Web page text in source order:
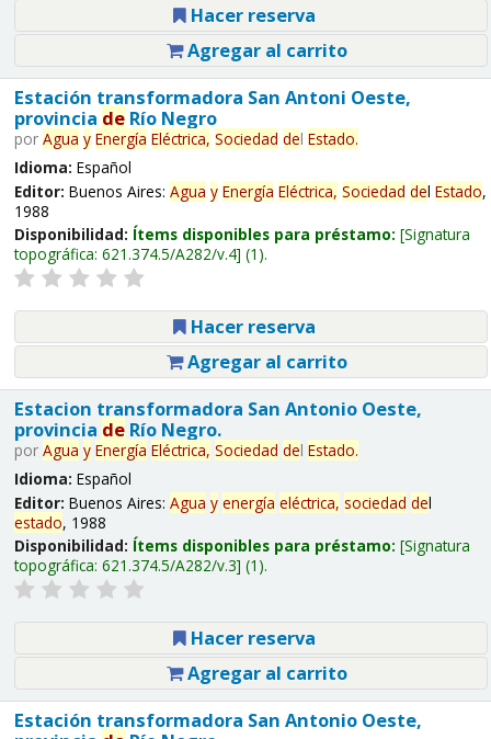
Hacer reserva
Agregar al carrito
Estación transformadora San Antoni Oeste,
provincia deRío Negro
por Agua y Energía Eléctrica, Sociedad del Estado.
Idioma: Español
Editor: Buenos Aires: Agua y Energía Eléctrica, Sociedad del Estado,
1988
Disponibilidad: Ítems disponibles para préstamo: Signatura
topográfica: 621.374.5/A282/v.4 (1).
Hacer reserva
Agregar al carrito
Estacion transformadora San Antonio Oeste,
provincia deRío Negro.
por Agua y Energía Eléctrica, Sociedad del Estado.
Idioma: Español
Editor: Buenos Aires: Agua y energía eléctrica, sociedad del
estado, 1988
Disponibilidad: Ítems disponibles para préstamo: Signatura
topográfica: 621.374.5/A282/v.3 (1).
Hacer reserva
Agregar al carrito
Estación transformadora San Antonio Oeste,